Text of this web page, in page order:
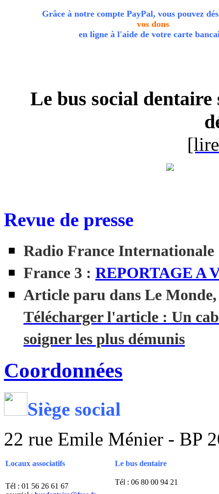
Grâce à notre compte PayPal, vous pouvez
vos dons
en ligne à l'aide de votre carte
Le bus social
Revue de presse
Radio France
France 3 : REPORTAGE A
Article paru dans Le
Télécharger l'article : Un
soigner les plus démunis
Coordonnées
Siège social
22 rue Emile Ménier - BP
Locaux associatifs Le bus dentaire
Tél : 01 56 26 61 67
Tél : 06 80 00 94 21